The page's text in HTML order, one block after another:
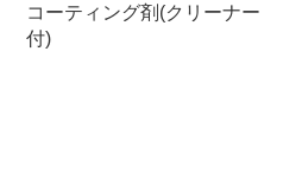
コーティング剤(クリーナー
付)